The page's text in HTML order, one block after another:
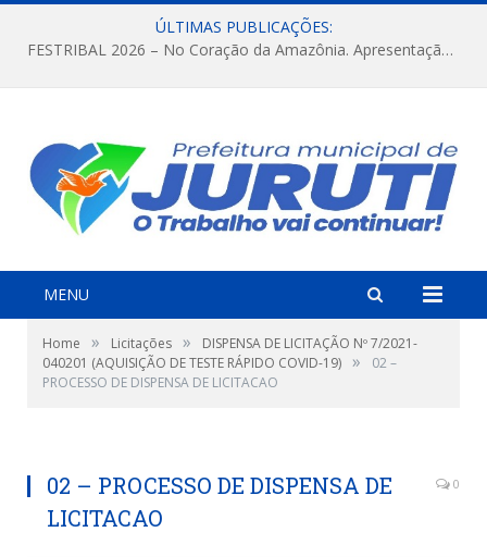
ÚLTIMAS PUBLICAÇÕES:
FESTRIBAL 2026 – No Coração da Amazônia. Apresentação da Munduruku.
MENU
Home » Licitações »
DISPENSA DE LICITAÇÃO Nº 7/2021-
040201 (AQUISIÇÃO DE TESTE RÁPIDO COVID-19) »
02 –
PROCESSO DE DISPENSA DE LICITACAO
02 – PROCESSO DE DISPENSA DE
LICITACAO
0